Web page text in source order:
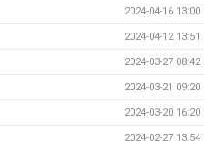
2024-04-16 13:00
2024-04-12 13:51
2024-03-27 08:42
2024-03-21 09:20
2024-03-20 16:20
2024-02-27 13:54